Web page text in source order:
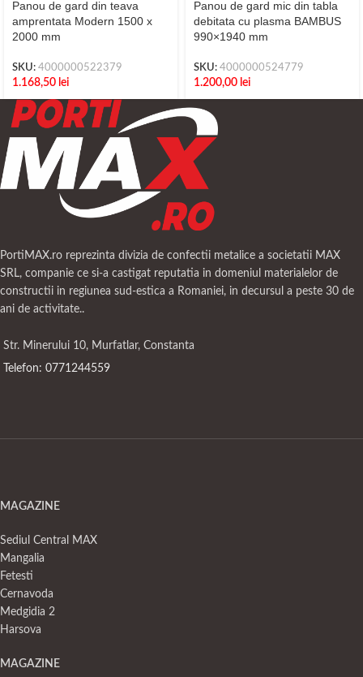
Panou de gard din teava
amprentata Modern 1500 x
2000 mm
SKU: 4000000522379
1.168,50 lei
Panou de gard mic din tabla
debitata cu plasma BAMBUS
990×1940 mm
SKU: 4000000524779
1.200,00 lei
PortiMAX.ro reprezinta divizia de confectii metalice a societatii MAX
SRL, companie ce si-a castigat reputatia in domeniul materialelor de
constructii in regiunea sud-estica a Romaniei, in decursul a peste 30 de
ani de activitate..
Str. Minerului 10, Murfatlar, Constanta
Telefon: 0771244559
MAGAZINE
Sediul Central MAX
Mangalia
Fetesti
Cernavoda
Medgidia 2
Harsova
MAGAZINE